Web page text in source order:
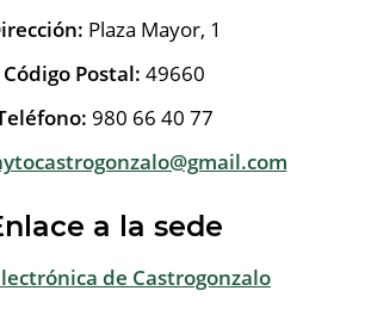
Plaza Mayor, 1
Código Postal: 49660
980 66 40 77
a la sede
de Castrogonzalo